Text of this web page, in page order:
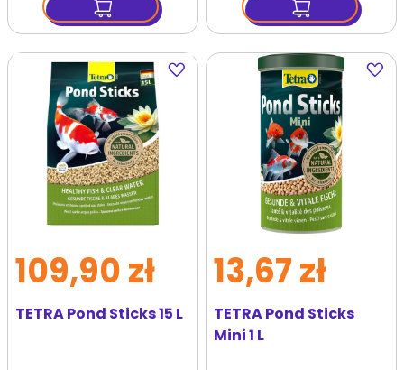
Dodaj
do
TETRA Pond Sticks 15 L
109,90 zł
Dodaj
do
TETRA Pond Sticks
Mini 1 L
13,67 zł